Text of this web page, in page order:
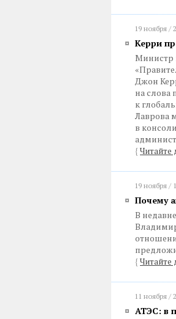
19 ноября /
Керри
Министр
Джон
на
к
Лаврова
в
{ Читайте
19 ноября /
Почему
В
{ Читайте
11 ноября /
АТЭС: в